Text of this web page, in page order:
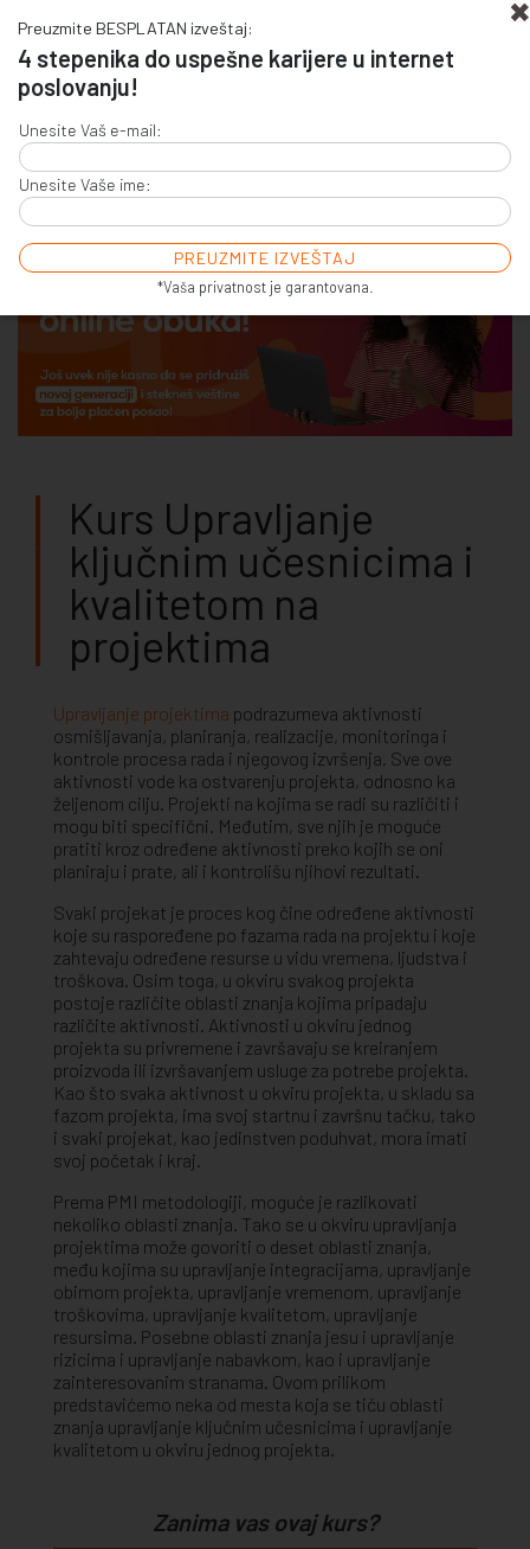
Preuzmite BESPLATAN izveštaj:
4 stepenika do uspešne karijere u internet
poslovanju!
Unesite Vaš e-mail:
Unesite Vaše ime:
*Vaša privatnost je garantovana.
+381 (0)11 7856 156
E-COMMERCE & SALES
ONLINE ADVERTISING
E-BUSINESS & E-MARKETING
Kurs Upravljanje
ključnim učesnicima i
kvalitetom na
projektima
Upravljanje projektima podrazumeva aktivnosti
osmišljavanja, planiranja, realizacije, monitoringa i
kontrole procesa rada i njegovog izvršenja. Sve ove
aktivnosti vode ka ostvarenju projekta, odnosno ka
željenom cilju. Projekti na kojima se radi su različiti i
mogu biti specifični. Međutim, sve njih je moguće
pratiti kroz određene aktivnosti preko kojih se oni
planiraju i prate, ali i kontrolišu njihovi rezultati.
Svaki projekat je proces kog čine određene aktivnosti
koje su raspoređene po fazama rada na projektu i koje
zahtevaju određene resurse u vidu vremena, ljudstva i
troškova. Osim toga, u okviru svakog projekta
postoje različite oblasti znanja kojima pripadaju
različite aktivnosti. Aktivnosti u okviru jednog
projekta su privremene i završavaju se kreiranjem
proizvoda ili izvršavanjem usluge za potrebe projekta.
Kao što svaka aktivnost u okviru projekta, u skladu sa
fazom projekta, ima svoj startnu i završnu tačku, tako
i svaki projekat, kao jedinstven poduhvat, mora imati
svoj početak i kraj.
Prema PMI metodologiji, moguće je razlikovati
nekoliko oblasti znanja. Tako se u okviru upravljanja
projektima može govoriti o deset oblasti znanja,
među kojima su upravljanje integracijama, upravljanje
obimom projekta, upravljanje vremenom, upravljanje
troškovima, upravljanje kvalitetom, upravljanje
resursima. Posebne oblasti znanja jesu i upravljanje
rizicima i upravljanje nabavkom, kao i upravljanje
zainteresovanim stranama. Ovom prilikom
predstavićemo neka od mesta koja se tiču oblasti
znanja upravljanje ključnim učesnicima i upravljanje
kvalitetom u okviru jednog projekta.
Zanima vas ovaj kurs?